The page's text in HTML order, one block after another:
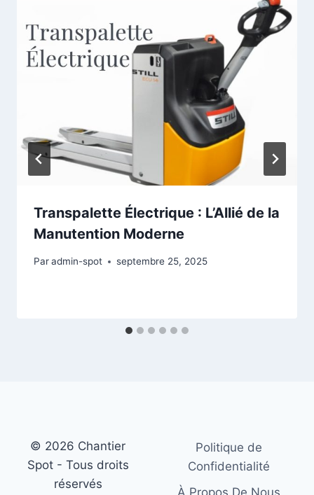
Transpalette Électrique : L’Allié de la
Manutention Moderne
Paradmin-spot septembre 25, 2025
© 2026 Chantier
Spot - Tous droits
réservés
Politique de
Confidentialité
À Propos De Nous